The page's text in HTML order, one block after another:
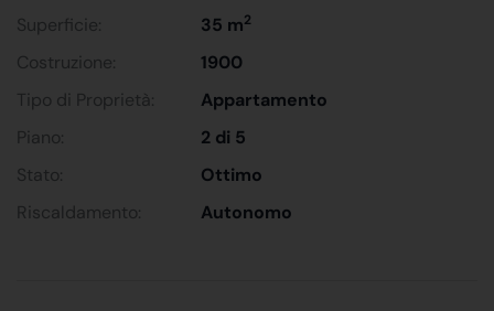
Superficie:
35 m2
Costruzione:
1900
Tipo di Proprietà:
Appartamento
Piano:
2 di 5
Stato:
Ottimo
Riscaldamento:
Autonomo